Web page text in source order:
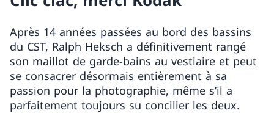
Après 14 années passées au bord des bassins
du CST, Ralph Heksch a définitivement rangé
son maillot de garde-bains au vestiaire et peut
se consacrer désormais entièrement à sa
passion pour la photographie, même s’il a
parfaitement toujours su concilier les deux.